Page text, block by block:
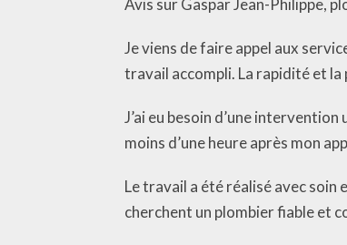
Avis sur Gaspar Jean-Philippe,
Je viens de faire appel aux
travail accompli. La rapidité et
J’ai eu besoin d’une
moins d’une heure après mon
Le travail a été réalisé avec soin
cherchent un plombier fiable et